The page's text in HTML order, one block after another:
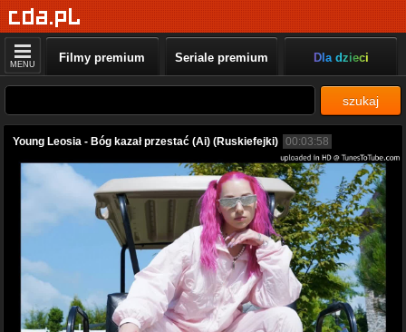
MENU Filmy premium Seriale premium Dla dzieci
szukaj
Young Leosia - Bóg kazał przestać (Ai) (Ruskiefejki) 00:03:58